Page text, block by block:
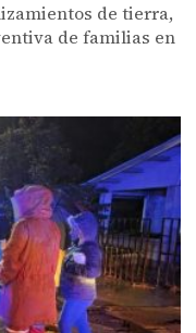
de tierra,
de familias en